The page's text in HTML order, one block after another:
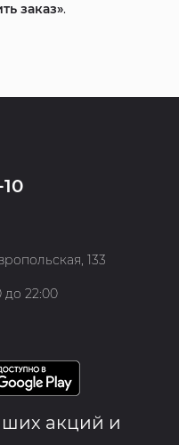
заказ».
133
22:00
акций и